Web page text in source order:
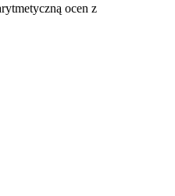
ocen z